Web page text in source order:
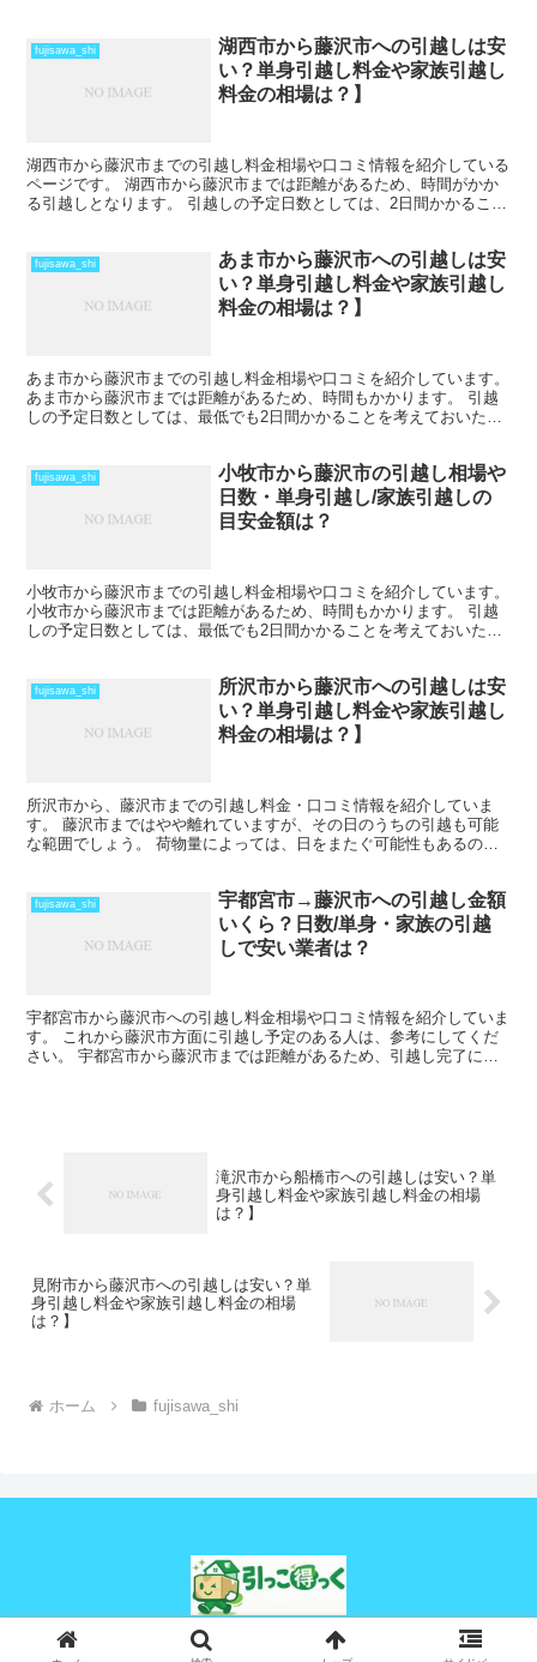
fujisawa_shi
湖西市から藤沢市への引越しは安
い？単身引越し料金や家族引越し
料金の相場は？】
湖西市から藤沢市までの引越し料金相場や口コミ情報を紹介している
ページです。 湖西市から藤沢市までは距離があるため、時間がかか
る引越しとなります。 引越しの予定日数としては、2日間かかること
fujisawa_shi
あま市から藤沢市への引越しは安
い？単身引越し料金や家族引越し
料金の相場は？】
あま市から藤沢市までの引越し料金相場や口コミを紹介しています。
あま市から藤沢市までは距離があるため、時間もかかります。 引越
しの予定日数としては、最低でも2日間かかることを考えておいた方
fujisawa_shi
小牧市から藤沢市の引越し相場や
日数・単身引越し/家族引越しの
目安金額は？
小牧市から藤沢市までの引越し料金相場や口コミを紹介しています。
小牧市から藤沢市までは距離があるため、時間もかかります。 引越
しの予定日数としては、最低でも2日間かかることを考えておいた方
fujisawa_shi
所沢市から藤沢市への引越しは安
い？単身引越し料金や家族引越し
料金の相場は？】
所沢市から、藤沢市までの引越し料金・口コミ情報を紹介していま
す。 藤沢市まではやや離れていますが、その日のうちの引越も可能
な範囲でしょう。 荷物量によっては、日をまたぐ可能性もあるの
fujisawa_shi
宇都宮市→藤沢市への引越し金額
いくら？日数/単身・家族の引越
しで安い業者は？
宇都宮市から藤沢市への引越し料金相場や口コミ情報を紹介していま
す。 これから藤沢市方面に引越し予定のある人は、参考にしてくだ
さい。 宇都宮市から藤沢市までは距離があるため、引越し完了にも
滝沢市から船橋市への引越しは安い？単
身引越し料金や家族引越し料金の相場
は？】
見附市から藤沢市への引越しは安い？単
身引越し料金や家族引越し料金の相場
は？】
ホーム fujisawa_shi
© 2024 引っこ得っく.